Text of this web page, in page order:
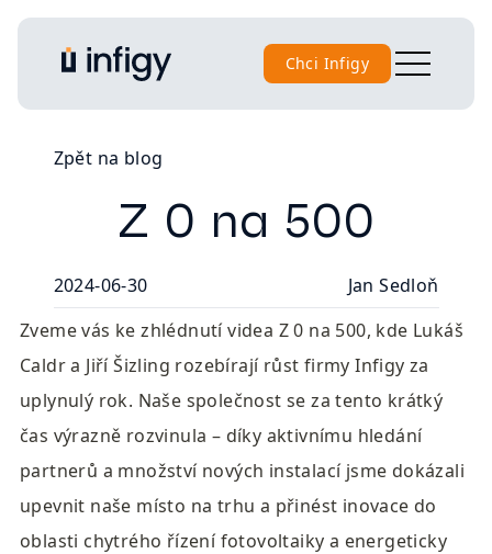
Chci Infigy
Zpět na blog
Z 0 na 500
2024-06-30
Jan Sedloň
Zveme vás ke zhlédnutí videa Z 0 na 500, kde Lukáš
Caldr a Jiří Šizling rozebírají růst firmy Infigy za
uplynulý rok. Naše společnost se za tento krátký
čas výrazně rozvinula – díky aktivnímu hledání
partnerů a množství nových instalací jsme dokázali
upevnit naše místo na trhu a přinést inovace do
oblasti chytrého řízení fotovoltaiky a energeticky